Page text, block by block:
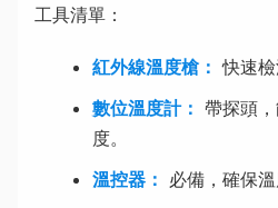
工具清單：
紅外線溫度槍： 快速檢
數位溫度計： 帶探頭
度。
溫控器： 必備，確保溫